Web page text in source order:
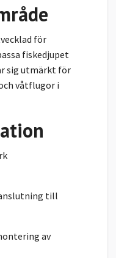
för
fiskedjupet
sig utmärkt för
våtflugor i
till
av